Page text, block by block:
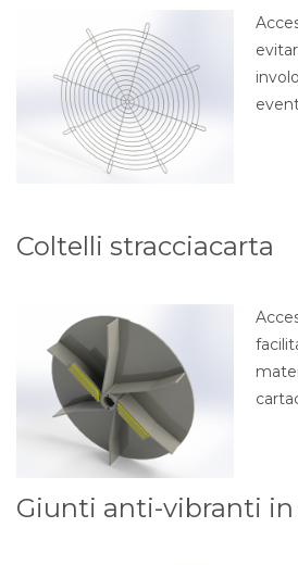
Coltelli stracciacarta
Giunti anti-vibranti in